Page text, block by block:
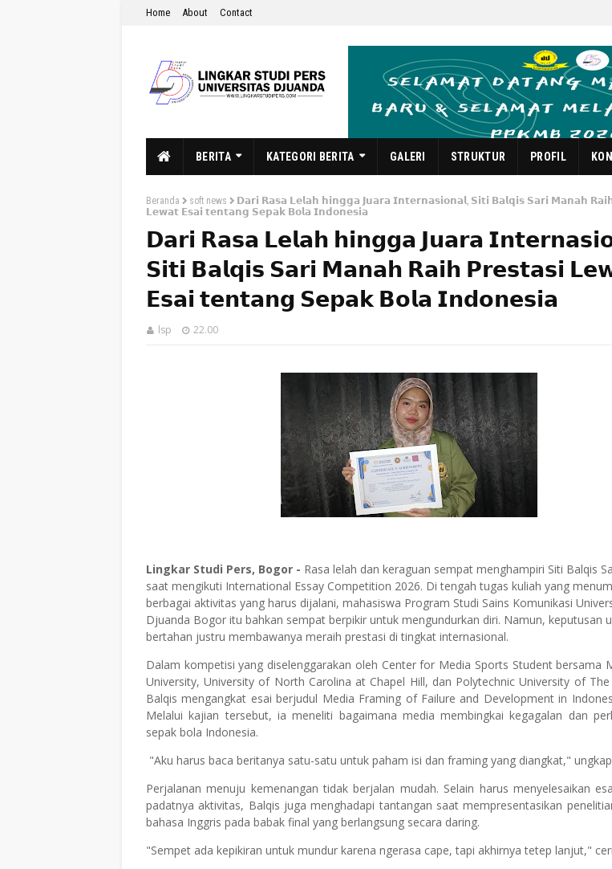
Home About Contact
BERITA KATEGORI BERITA GALERI STRUKTUR PROFIL
Beranda soft news
𝗗𝗮𝗿𝗶 𝗥𝗮𝘀𝗮 𝗟𝗲𝗹𝗮𝗵 𝗵𝗶𝗻𝗴𝗴𝗮 𝗝𝘂𝗮𝗿𝗮 𝗜𝗻𝘁𝗲𝗿𝗻𝗮𝘀𝗶𝗼𝗻𝗮𝗹, 𝗦𝗶𝘁𝗶 𝗕𝗮𝗹𝗾𝗶𝘀 𝗦𝗮𝗿𝗶 𝗠𝗮𝗻𝗮𝗵
𝗟𝗲𝘄𝗮𝘁 𝗘𝘀𝗮𝗶 𝘁𝗲𝗻𝘁𝗮𝗻𝗴 𝗦𝗲𝗽𝗮𝗸 𝗕𝗼𝗹𝗮 𝗜𝗻𝗱𝗼𝗻𝗲𝘀𝗶𝗮
𝗗𝗮𝗿𝗶 𝗥𝗮𝘀𝗮 𝗟𝗲𝗹𝗮𝗵 𝗵𝗶𝗻𝗴𝗴𝗮 𝗝𝘂𝗮𝗿𝗮
𝗦𝗶𝘁𝗶 𝗕𝗮𝗹𝗾𝗶𝘀 𝗦𝗮𝗿𝗶 𝗠𝗮𝗻𝗮𝗵 𝗥𝗮𝗶𝗵 𝗣𝗿𝗲𝘀𝘁𝗮𝘀𝗶
𝗘𝘀𝗮𝗶 𝘁𝗲𝗻𝘁𝗮𝗻𝗴 𝗦𝗲𝗽𝗮𝗸 𝗕𝗼𝗹𝗮 𝗜𝗻𝗱𝗼𝗻𝗲𝘀𝗶𝗮
lsp 22.00
Lingkar Studi Pers, Bogor - Rasa lelah dan keraguan sempat menghampiri Siti Balqis
saat mengikuti International Essay Competition 2026. Di tengah tugas kuliah yang
berbagai aktivitas yang harus dijalani, mahasiswa Program Studi Sains Komunikasi
Djuanda Bogor itu bahkan sempat berpikir untuk mengundurkan diri. Namun, keputusan
bertahan justru membawanya meraih prestasi di tingkat internasional.
Dalam kompetisi yang diselenggarakan oleh Center for Media Sports Student bersama
University, University of North Carolina at Chapel Hill, dan Polytechnic University of The
Balqis mengangkat esai berjudul Media Framing of Failure and Development in
Melalui kajian tersebut, ia meneliti bagaimana media membingkai kegagalan dan
sepak bola Indonesia.
"Aku harus baca beritanya satu-satu untuk paham isi dan framing yang diangkat,"
Perjalanan menuju kemenangan tidak berjalan mudah. Selain harus menyelesaikan
padatnya aktivitas, Balqis juga menghadapi tantangan saat mempresentasikan
bahasa Inggris pada babak final yang berlangsung secara daring.
"Sempet ada kepikiran untuk mundur karena ngerasa cape, tapi akhirnya tetep lanjut,"